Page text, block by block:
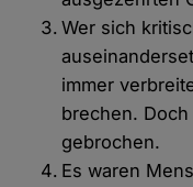
Wer sich
immer
brechen.
gebrochen.
Es waren